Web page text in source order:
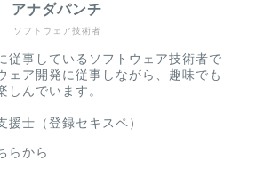
ソフトウェア技術者
アナダパンチ
従事しているソフトウェア技術者で
ェア開発に従事しながら、趣味でも
しんでいます。
援士（登録セキスペ）
らから